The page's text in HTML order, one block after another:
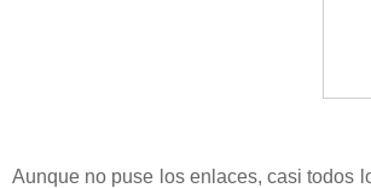
Aunque no puse los enlaces, casi todos